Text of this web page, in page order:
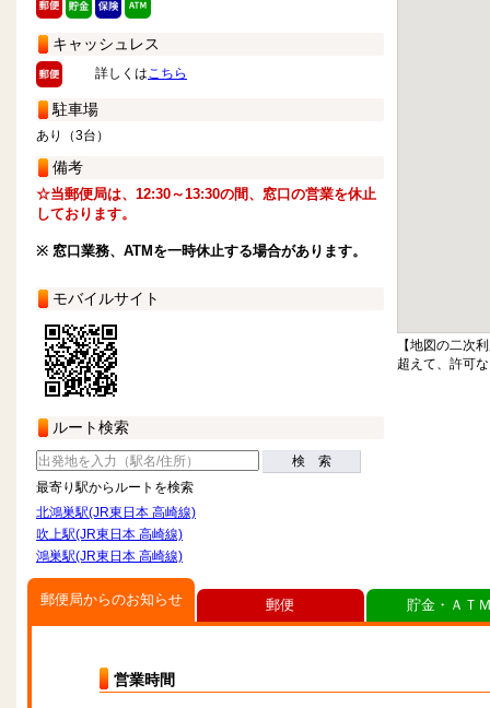
キャッシュレス
詳しくはこちら
駐車場
あり（3台）
備考
☆当郵便局は、12:30～13:30の間、窓口の営業を休止
しております。
※ 窓口業務、ATMを一時休止する場合があります。
モバイルサイト
ルート検索
検 索
最寄り駅からルートを検索
北鴻巣駅(JR東日本 高崎線)
吹上駅(JR東日本 高崎線)
鴻巣駅(JR東日本 高崎線)
【地図の二次
超えて、許可
郵便局からのお知らせ
営業時間
郵便 貯金・ＡＴ